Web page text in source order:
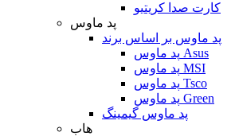
کارت صدا کریتیو
پد ماوس
پد ماوس بر اساس برند
پد ماوس Asus
پد ماوس MSI
پد ماوس Tsco
پد ماوس Green
پد ماوس گیمینگ
هاب